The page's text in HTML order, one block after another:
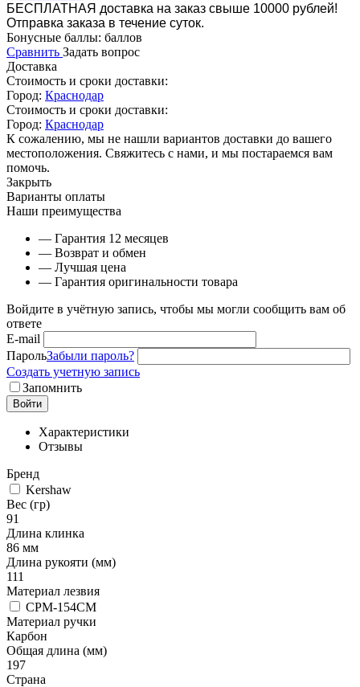
БЕСПЛАТНАЯ доставка на заказ свыше 10000 рублей!
Отправка заказа в течение суток.
Бонусные баллы: баллов
Сравнить Задать вопрос
Доставка
Стоимость и сроки доставки:
Город: Краснодар
Стоимость и сроки доставки:
Город: Краснодар
К сожалению, мы не нашли вариантов доставки до вашего
местоположения. Свяжитесь с нами, и мы постараемся вам
помочь.
Закрыть
Варианты оплаты
Наши преимущества
— Гарантия 12 месяцев
— Возврат и обмен
— Лучшая цена
— Гарантия оригинальности товара
Войдите в учётную запись, чтобы мы могли сообщить вам об
ответе
E-mail
ПарольЗабыли пароль?
Создать учетную запись
Запомнить
Войти
Характеристики
Отзывы
Бренд
Kershaw
Вес (гр)
91
Длина клинка
86 мм
Длина рукояти (мм)
111
Материал лезвия
CPM-154CM
Материал ручки
Карбон
Общая длина (мм)
197
Страна